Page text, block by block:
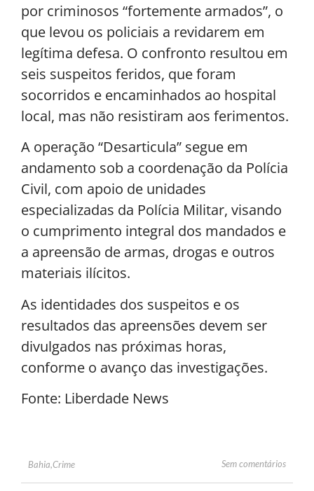
por criminosos “fortemente armados”, o
que levou os policiais a revidarem em
legítima defesa. O confronto resultou em
seis suspeitos feridos, que foram
socorridos e encaminhados ao hospital
local, mas não resistiram aos ferimentos.
A operação “Desarticula” segue em
andamento sob a coordenação da Polícia
Civil, com apoio de unidades
especializadas da Polícia Militar, visando
o cumprimento integral dos mandados e
a apreensão de armas, drogas e outros
materiais ilícitos.
As identidades dos suspeitos e os
resultados das apreensões devem ser
divulgados nas próximas horas,
conforme o avanço das investigações.
Fonte: Liberdade News
Bahia,Crime Sem comentários